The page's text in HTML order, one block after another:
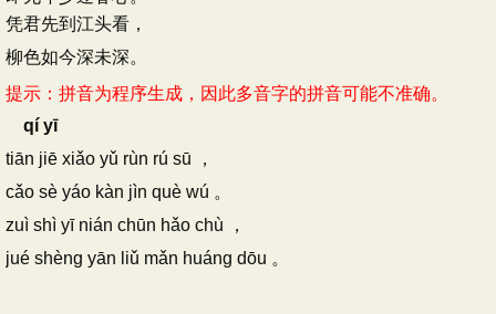
凭君先到江头看，
柳色如今深未深。
提示：拼音为程序生成，因此多音字的拼音可能不准确。
qí yī
tiān jiē xiǎo yǔ rùn rú sū ，
cǎo sè yáo kàn jìn què wú 。
zuì shì yī nián chūn hǎo chù ，
jué shèng yān liǔ mǎn huáng dōu 。